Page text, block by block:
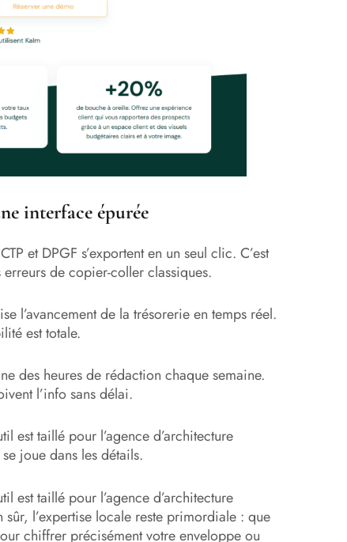
interface épurée
et DPGF s’exportent en un seul clic. C’est
de copier-coller classiques.
l’avancement de la trésorerie en temps réel.
est totale.
des heures de rédaction chaque semaine.
l’info sans délai.
est taillé pour l’agence d’architecture
joue dans les détails.
est taillé pour l’agence d’architecture
l’expertise locale reste primordiale : que
chiffrer précisément votre enveloppe ou